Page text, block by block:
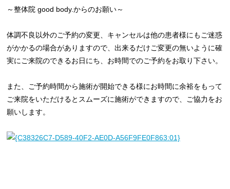
～整体院 good body.からのお願い～
体調不良以外のご予約の変更、キャンセルは他の患者様にもご迷惑
がかかるの場合がありますので、出来るだけご変更の無いように確
実にご来院のできるお日にち、お時間でのご予約をお取り下さい。
また、ご予約時間から施術が開始できる様にお時間に余裕をもって
ご来院をいただけるとスムーズに施術ができますので、ご協力をお
願いします。